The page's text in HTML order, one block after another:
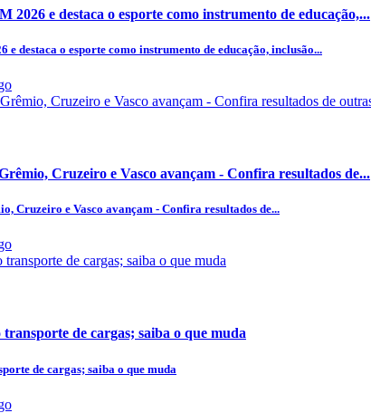
2026 e destaca o esporte como instrumento de educação,...
e destaca o esporte como instrumento de educação, inclusão...
Cruzeiro e Vasco avançam - Confira resultados de...
Cruzeiro e Vasco avançam - Confira resultados de...
de cargas; saiba o que muda
de cargas; saiba o que muda